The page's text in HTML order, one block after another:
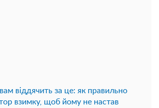
віддячить за це: як правильно
взимку, щоб йому не настав